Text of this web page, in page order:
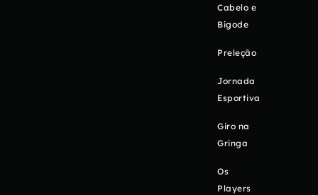
Cabelo e
Bigode
Preleção
Jornada
Esportiva
Giro na
Gringa
Os
Players